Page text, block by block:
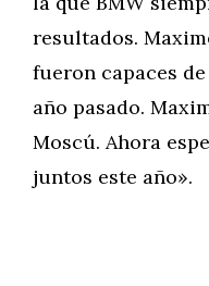
resultados.
fueron capaces
año pasado.
Moscú. Ahora
juntos este año».